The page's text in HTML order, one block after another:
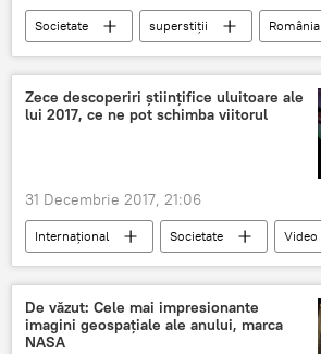
Societate superstiții România
Zece descoperiri ştiinţifice uluitoare ale
lui 2017, ce ne pot schimba viitorul
31 Decembrie 2017, 21:06
Internaţional Societate
Video
Multimedia
top
2017
știința
descoperiri
De văzut: Cele mai impresionante
imagini geospațiale ale anului, marca
NASA